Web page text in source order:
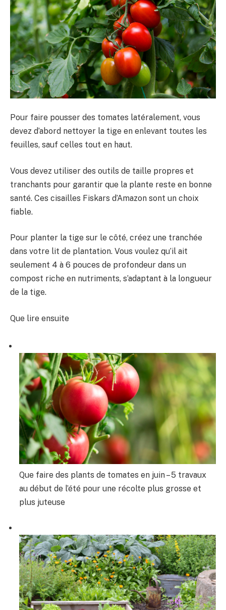
Pour faire pousser des tomates latéralement, vous
devez d’abord nettoyer la tige en enlevant toutes les
feuilles, sauf celles tout en haut.
Vous devez utiliser des outils de taille propres et
tranchants pour garantir que la plante reste en bonne
santé. Ces cisailles Fiskars d’Amazon sont un choix
fiable.
Pour planter la tige sur le côté, créez une tranchée
dans votre lit de plantation. Vous voulez qu’il ait
seulement 4 à 6 pouces de profondeur dans un
compost riche en nutriments, s’adaptant à la longueur
de la tige.
Que lire ensuite
Que faire des plants de tomates en juin – 5 travaux
au début de l’été pour une récolte plus grosse et
plus juteuse